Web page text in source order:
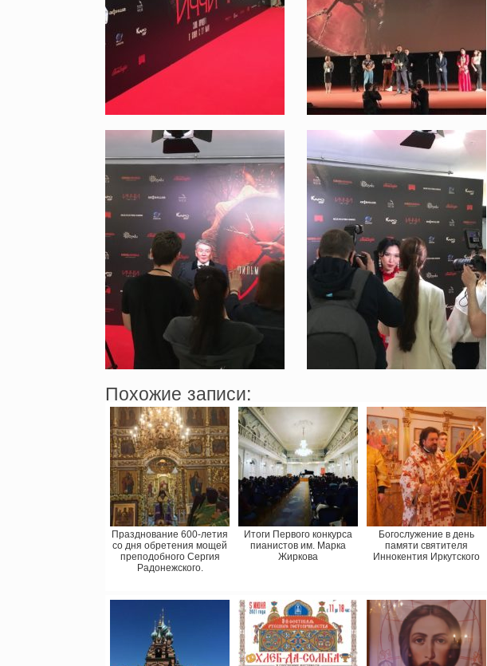
Похожие записи:
Празднование 600-летия
со дня обретения мощей
преподобного Сергия
Радонежского.
Итоги Первого конкурса
пианистов им. Марка
Жиркова
Богослужение в день
памяти святителя
Иннокентия Иркутского